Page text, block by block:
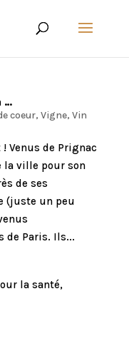
…
coeur, Vigne, Vin
Venus de Prignac
la ville pour son
de ses
(juste un peu
de Paris. Ils...
la santé,